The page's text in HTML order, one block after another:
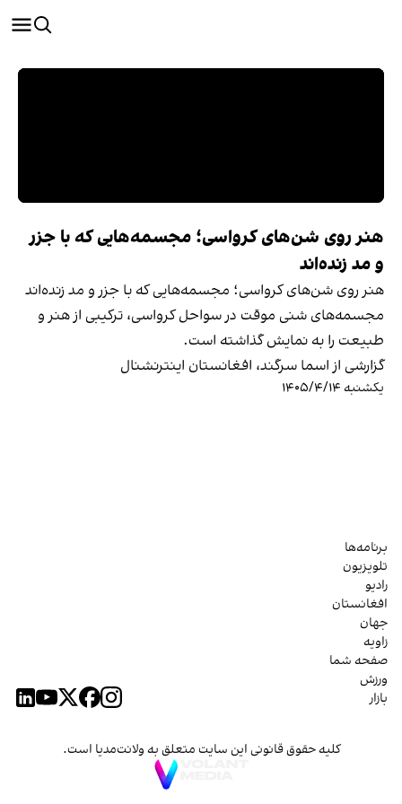
هنر روی شن‌های کرواسی؛ مجسمه‌هایی که با جزر
و مد زنده‌اند
هنر روی شن‌های کرواسی؛ مجسمه‌هایی که با جزر و مد زنده‌اند
مجسمه‌های شنی موقت در سواحل کرواسی، ترکیبی از هنر و
طبیعت را به نمایش گذاشته‌ است.
گزارشی از اسما سرگند، افغانستان اینترنشنال
یکشنبه ۱۴۰۵/۴/۱۴
برنامه‌ها
تلویزیون
رادیو
افغانستان
جهان
زاویه
صفحه شما
ورزش
بازار
کلیه حقوق قانونی این سایت متعلق به ولانت‌مدیا است.